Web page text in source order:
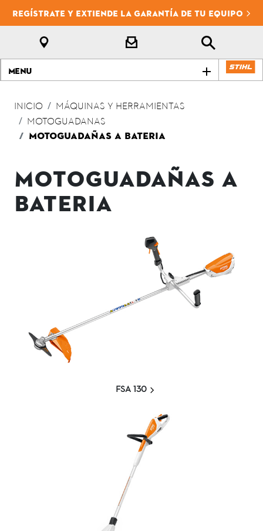
REGÍSTRATE Y EXTIENDE LA GARANTÍA DE TU EQUIPO
Menu
INICIO
MÁQUINAS Y HERRAMIENTAS
MOTOGUADANAS
MOTOGUADAÑAS A BATERIA
MOTOGUADAÑAS A
BATERIA
FSA 130